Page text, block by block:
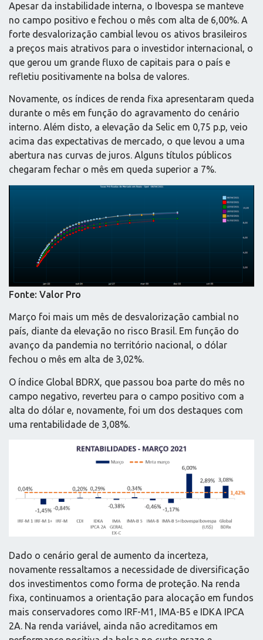
Apesar da instabilidade interna, o Ibovespa se manteve
no campo positivo e fechou o mês com alta de 6,00%. A
forte desvalorização cambial levou os ativos brasileiros
a preços mais atrativos para o investidor internacional, o
que gerou um grande fluxo de capitais para o país e
refletiu positivamente na bolsa de valores.
Novamente, os índices de renda fixa apresentaram queda
durante o mês em função do agravamento do cenário
interno. Além disto, a elevação da Selic em 0,75 p.p, veio
acima das expectativas de mercado, o que levou a uma
abertura nas curvas de juros. Alguns títulos públicos
chegaram fechar o mês em queda superior a 7%.
Fonte: Valor Pro
Março foi mais um mês de desvalorização cambial no
país, diante da elevação no risco Brasil. Em função do
avanço da pandemia no território nacional, o dólar
fechou o mês em alta de 3,02%.
O índice Global BDRX, que passou boa parte do mês no
campo negativo, reverteu para o campo positivo com a
alta do dólar e, novamente, foi um dos destaques com
uma rentabilidade de 3,08%.
Dado o cenário geral de aumento da incerteza,
novamente ressaltamos a necessidade de diversificação
dos investimentos como forma de proteção. Na renda
fixa, continuamos a orientação para alocação em fundos
mais conservadores como IRF-M1, IMA-B5 e IDKA IPCA
2A. Na renda variável, ainda não acreditamos em